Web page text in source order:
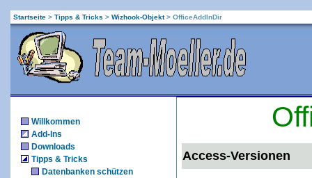
Startseite > Tipps & Tricks > Wizhook-Objekt> OfficeAddInDir
Willkommen
Add-Ins
Downloads
Tipps & Tricks
Datenbanken schützen
Access-Versionen